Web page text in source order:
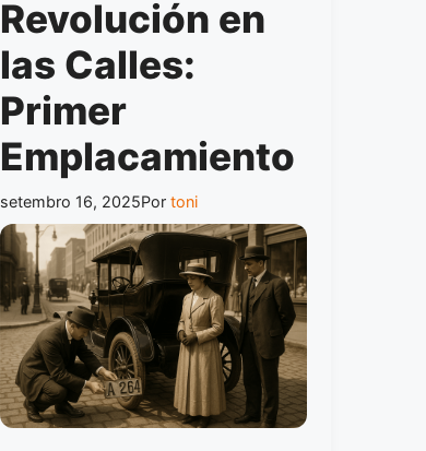
Revolución en
las Calles:
Primer
Emplacamiento
setembro 16, 2025Por toni